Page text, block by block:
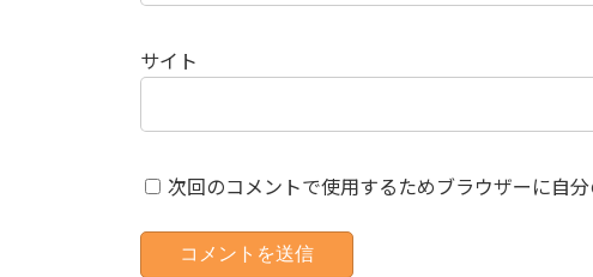
サイト
次回のコメントで使用するためブラウザーに自